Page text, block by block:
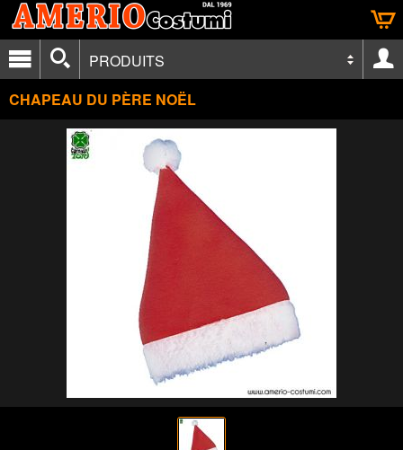
PRODUITS
CHAPEAU DU PÈRE NOËL